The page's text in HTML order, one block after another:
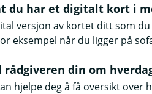
du har et digitalt kort i
versjon av kortet ditt som
eksempel når du ligger på
rådgiveren din om
hjelpe deg å få oversikt